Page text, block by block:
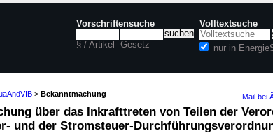
Vorschriftensuche
§ / Artikel Gesetz
Volltextsuche
nur in
> Bekanntmachung Mail bei
über das Inkrafttreten von Teilen der
und der Stromsteuer-